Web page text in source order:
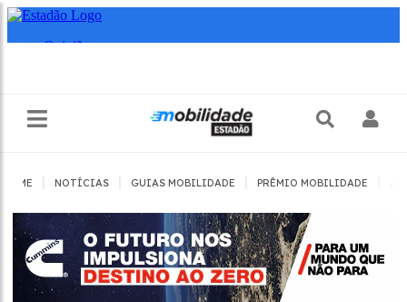
HOME NOTÍCIAS GUIAS MOBILIDADE PRÊMIO MOBILIDADE